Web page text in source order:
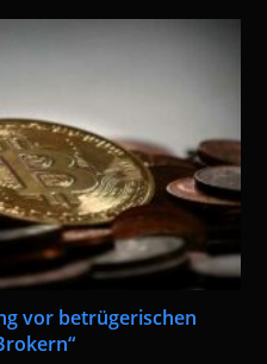
vor betrügerischen